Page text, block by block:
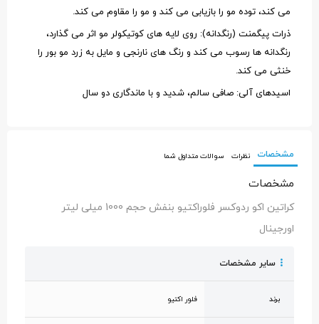
می کند، توده مو را بازیابی می کند و مو را مقاوم می کند.
ذرات پیگمنت (رنگدانه): روی لایه های کوتیکولر مو اثر می گذارد،
رنگدانه ها رسوب می کند و رنگ های نارنجی و مایل به زرد مو بور را
خنثی می کند.
اسیدهای آلی: صافی سالم، شدید و با ماندگاری دو سال
مشخصات نظرات سوالات متداول شما
مشخصات
کراتین اکو ردوکسر فلوراکتیو بنفش حجم 1000 میلی لیتر
اورجینال
سایر مشخصات
برند فلور اکتیو